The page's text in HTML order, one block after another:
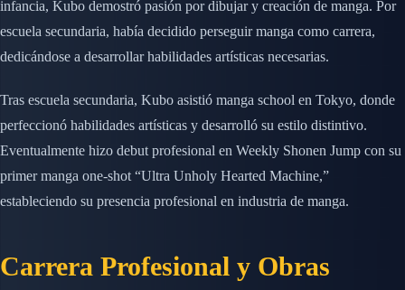
infancia, Kubo demostró pasión por dibujar y creación de manga. Por
escuela secundaria, había decidido perseguir manga como carrera,
dedicándose a desarrollar habilidades artísticas necesarias.
Tras escuela secundaria, Kubo asistió manga school en Tokyo, donde
perfeccionó habilidades artísticas y desarrolló su estilo distintivo.
Eventualmente hizo debut profesional en Weekly Shonen Jump con su
primer manga one-shot “Ultra Unholy Hearted Machine,”
estableciendo su presencia profesional en industria de manga.
Carrera Profesional y Obras